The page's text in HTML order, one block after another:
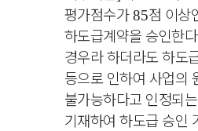
평가점수가85점 이상
하도급계약을 승인한다
경우라 하더라도 하도
등으로 인하여 사업의
불가능하다고 인정되
기재하여 하도급 승인